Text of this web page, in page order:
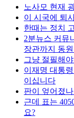
노사모 현재
이 시국에 퇴
한때는 정치
2분뉴스 커뮤
장관까지 동
그냥 절필해
이재명 대통
이십니다
판이 엎어졌
근데 표는
요?